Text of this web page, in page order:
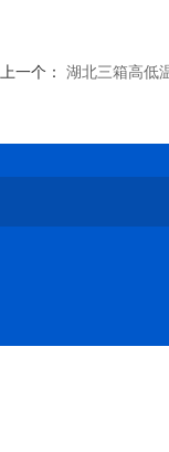
上一个： 湖北三箱高低